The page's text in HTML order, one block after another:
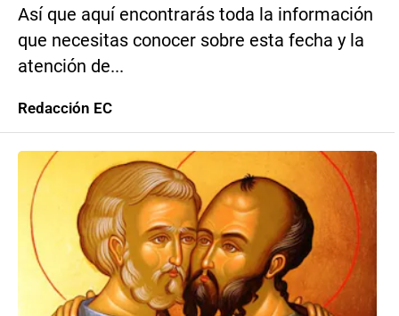
Así que aquí encontrarás toda la información
que necesitas conocer sobre esta fecha y la
atención de...
Redacción EC